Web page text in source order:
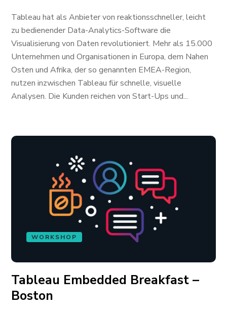
Tableau hat als Anbieter von reaktionsschneller, leicht
zu bedienender Data-Analytics-Software die
Visualisierung von Daten revolutioniert. Mehr als 15.000
Unternehmen und Organisationen in Europa, dem Nahen
Osten und Afrika, der so genannten EMEA-Region,
nutzen inzwischen Tableau für schnelle, visuelle
Analysen. Die Kunden reichen von Start-Ups und...
WORKSHOP
Tableau Embedded Breakfast –
Boston